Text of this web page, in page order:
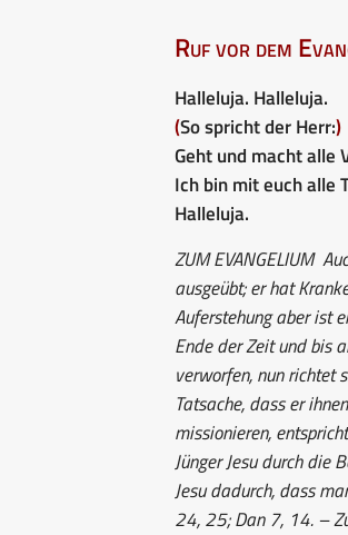
Ruf vor dem
Halleluja. Halleluja.
(So spricht der Herr:)
Geht und macht alle
Ich bin mit euch alle
Halleluja.
ZUM EVANGELIUM
ausgeübt; er hat
Auferstehung aber ist
Ende der Zeit und bis
verworfen, nun richtet
Tatsache, dass er
missionieren,
Jünger Jesu durch die
Jesu dadurch, dass
24, 25; Dan 7, 14. –